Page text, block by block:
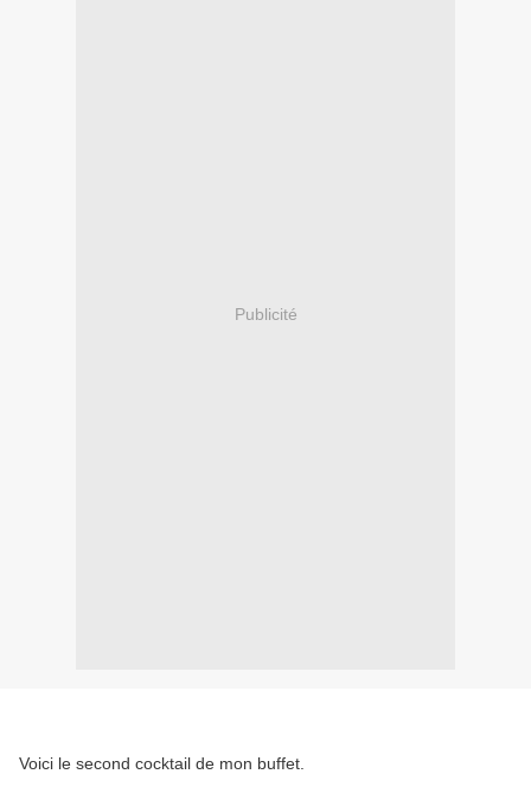
Publicité
Voici le second cocktail de mon buffet.